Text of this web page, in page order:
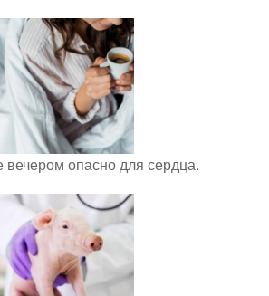
вечером опасно для сердца.